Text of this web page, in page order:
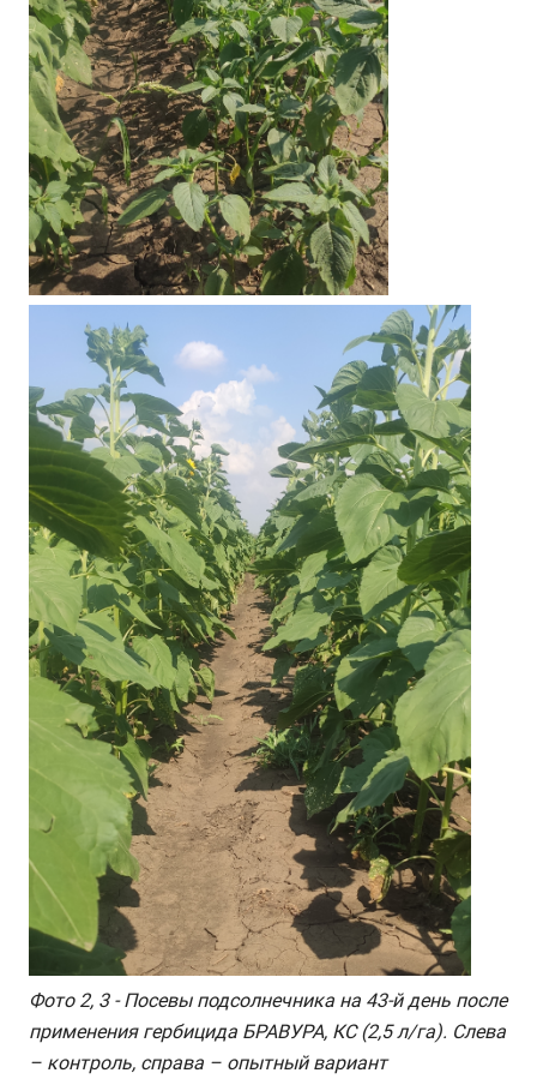
Фото 2, 3 - Посевы подсолнечника на 43-й день после
применения гербицида БРАВУРА, КС (2,5 л/га). Слева
– контроль, справа – опытный вариант